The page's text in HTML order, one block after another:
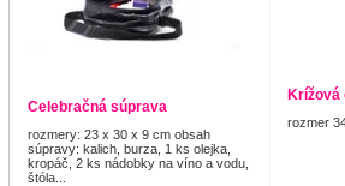
Celebračná súprava
rozmery: 23 x 30 x 9 cm obsah
súpravy: kalich, burza, 1 ks olejka,
kropáč, 2 ks nádobky na víno a vodu,
štóla...
Krížová
rozmer